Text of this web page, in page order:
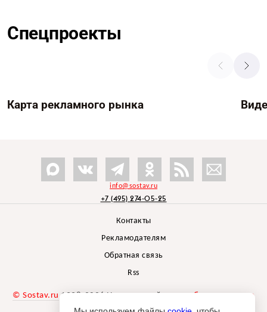
Спецпроекты
Карта рекламного рынка
info@sostav.ru
+7 (495) 274-05-25
Контакты
Рекламодателям
Обратная связь
Rss
© Sostav.ru 1998-2026 Независимый проектбрендингового
агентства Depot